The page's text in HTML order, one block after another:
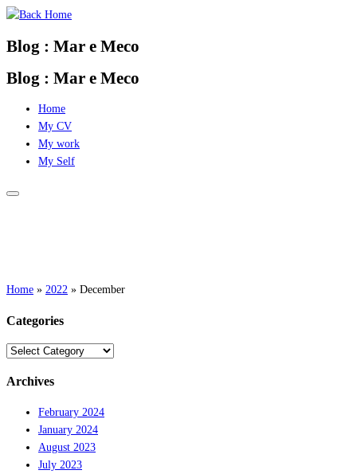
Skip
content
Blog : Mar e Meco
Blog : Mar e Meco
Home
My CV
My work
My Self
Home » 2022 » December
Categories
Categories
Archives
February 2024
January 2024
August 2023
July 2023